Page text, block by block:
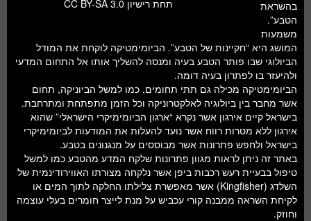
תחת רישיון CC BY-SA 3.0
בהשראת
הטבע”.
משמעות
המושג היא “חקיינות של הטבע”. הביומימטיקה לוקחת את המודל
הביולוגי שבו פותר הטבע בעיה ומנסה להשליך אותו אל התחום המדעי
ולהיעזר בו לפתרון בעיה דומה.
הביומימטיקה מכילה גם תתי תחומים, כמו למשל הביוניקה, תחום
אשר מחבר בין ביולוגיה לאלקטרוניקה וכל הזמן מתפתחת ומתרחבת.
בישראל קיים אירגון אשר נקרא “ארגון הביומימיקרי הישראלי” שהוא
אירגון ללא מטרות רווח אשר נועד להעלות את המודעות לביומימיקרי
בישראל ולחפש פתרונות אשר מבוססים על מנגנונים בטבע.
באתר זה ניתן לראות מגוון פתרונות שלקח המדע מהטבע כמו למשל
טיפול בבעיית רעש רכבות ביפן אשר נלקחה מצורתו האווירודינמית של
השלדג (Kingfisher) אשר מאפשרת צלילתו החלקה לתוך המים או
לקיחת השראה ממבנה קורי עכביש על מנת לייצר חומרים בעלי עוצמה
וחוזק.